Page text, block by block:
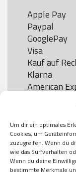
Um dir ein optimales
Cookies, um
zuzugreifen. Wenn du
wie das Surfverhalten
Wenn du deine
bestimmte Merkmale
Apple Pay
Paypal
GooglePay
Visa
Kauf auf
Klarna
American
Versand
DHL
Klimaneutral